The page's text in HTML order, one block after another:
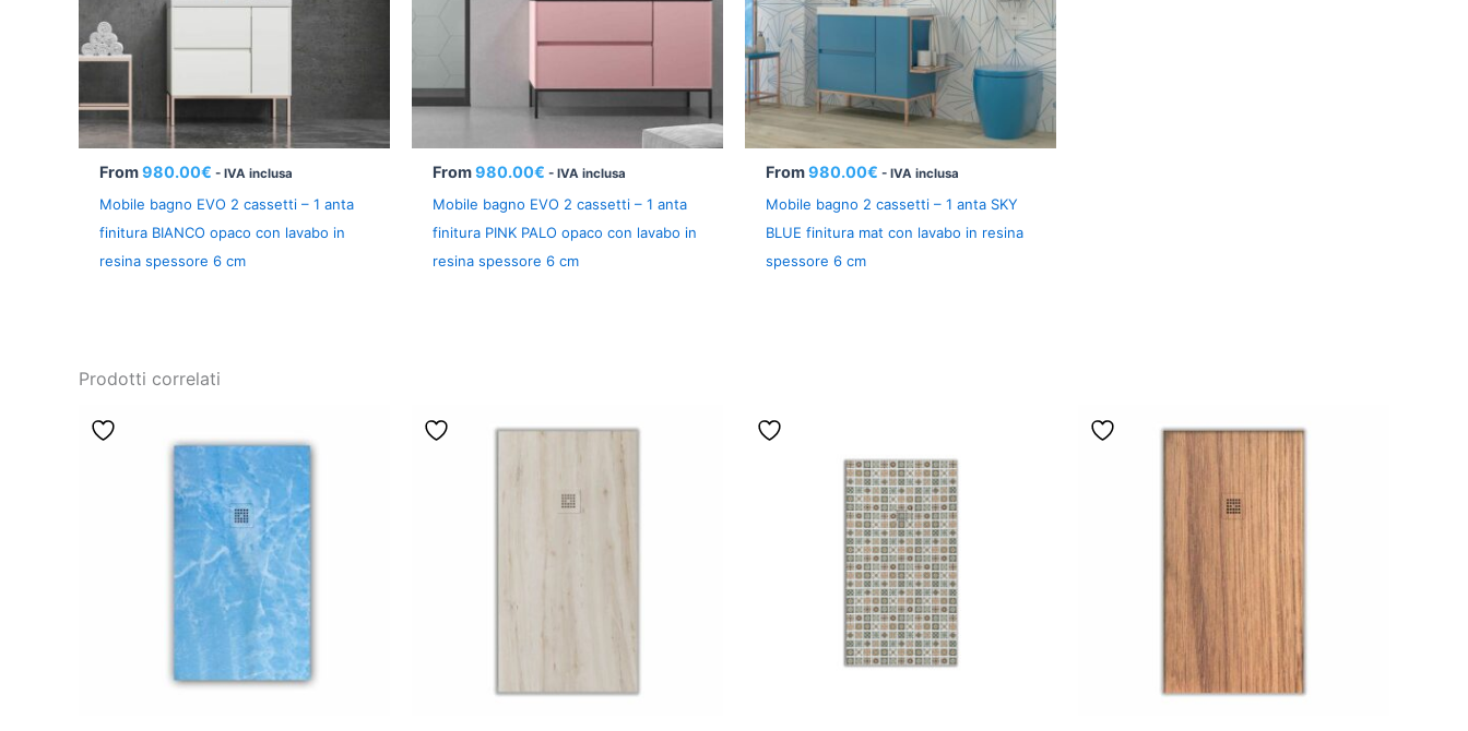
From980.00€ - IVA inclusa
Mobile bagno EVO 2 cassetti – 1 anta
finitura BIANCO opaco con lavabo in
resina spessore 6 cm
From980.00€ - IVA inclusa
Mobile bagno EVO 2 cassetti – 1 anta
finitura PINK PALO opaco con lavabo in
resina spessore 6 cm
From980.00€ - IVA inclusa
Mobile bagno 2 cassetti – 1 anta SKY
BLUE finitura mat con lavabo in resina
spessore 6 cm
Prodotti correlati